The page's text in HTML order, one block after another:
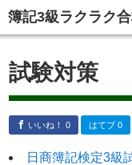
簿記3級ラクラク
スマホメニュータイ
試験対策
いいね！ 0 はてブ 0
日商簿記検定3級